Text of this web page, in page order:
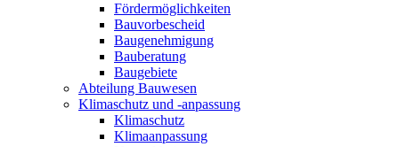
Fördermöglichkeiten
Bauvorbescheid
Baugenehmigung
Bauberatung
Baugebiete
Abteilung Bauwesen
Klimaschutz und -anpassung
Klimaschutz
Klimaanpassung